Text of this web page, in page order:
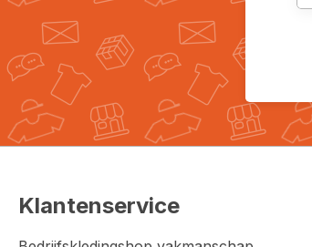
Klantenservice